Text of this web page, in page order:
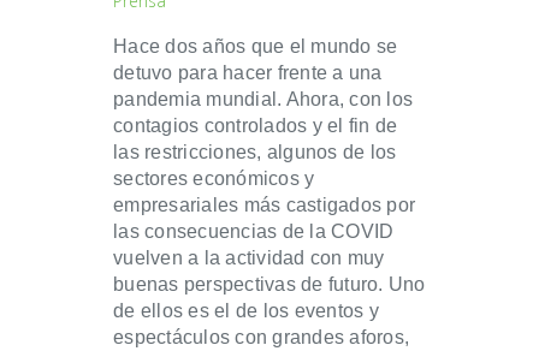
Hace dos años que el mundo se
detuvo para hacer frente a una
pandemia mundial. Ahora, con los
contagios controlados y el fin de
las restricciones, algunos de los
sectores económicos y
empresariales más castigados por
las consecuencias de la COVID
vuelven a la actividad con muy
buenas perspectivas de futuro. Uno
de ellos es el de los eventos y
espectáculos con grandes aforos,